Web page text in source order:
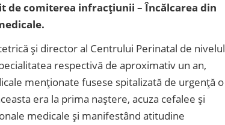
de comiterea infracțiunii – Încălcarea din
și director al Centrului Perinatal de nivelul
respectivă de aproximativ un an,
menționate fusese spitalizată de urgență o
era la prima naștere, acuza cefalee și
medicale și manifestând atitudine